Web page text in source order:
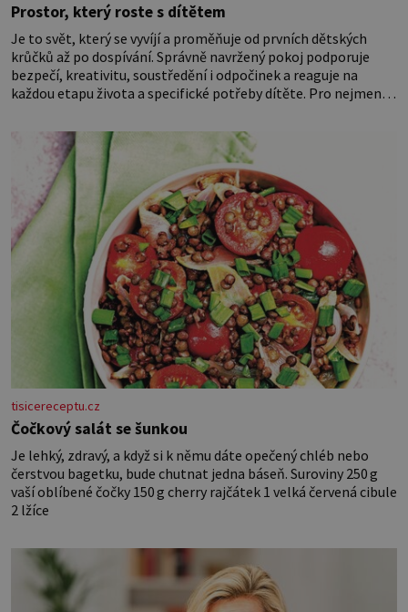
Prostor, který roste s dítětem
Je to svět, který se vyvíjí a proměňuje od prvních dětských
krůčků až po dospívání. Správně navržený pokoj podporuje
bezpečí, kreativitu, soustředění i odpočinek a reaguje na
každou etapu života a specifické potřeby dítěte. Pro nejmenší
miminka měl působit především klidně a útulně. Předškolní
věk je
tisicereceptu.cz
Čočkový salát se šunkou
Je lehký, zdravý, a když si k němu dáte opečený chléb nebo
čerstvou bagetku, bude chutnat jedna báseň. Suroviny 250 g
vaší oblíbené čočky 150 g cherry rajčátek 1 velká červená cibule
2 lžíce